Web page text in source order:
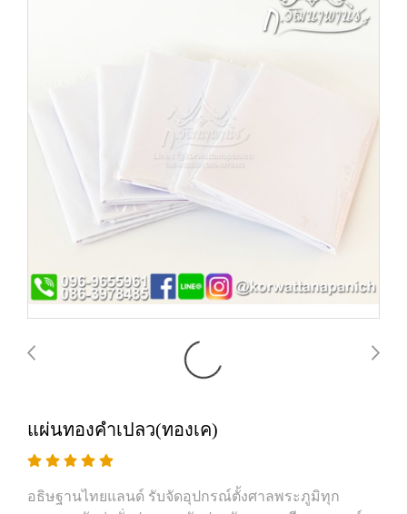
แผ่นทองคำเปลว(ทองเค)
อธิษฐานไทยแลนด์ รับจัดอุปกรณ์ตั้งศาลพระภูมิทุก